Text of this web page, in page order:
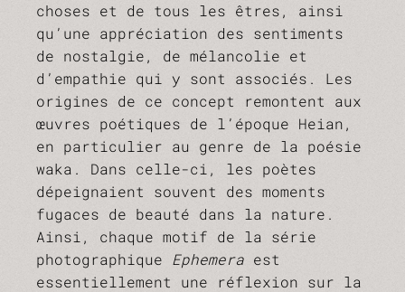
choses et de tous les êtres, ainsi
qu’une appréciation des sentiments
de nostalgie, de mélancolie et
d’empathie qui y sont associés. Les
origines de ce concept remontent aux
œuvres poétiques de l’époque Heian,
en particulier au genre de la poésie
waka. Dans celle-ci, les poètes
dépeignaient souvent des moments
fugaces de beauté dans la nature.
Ainsi, chaque motif de la série
photographique Ephemera est
essentiellement une réflexion sur la